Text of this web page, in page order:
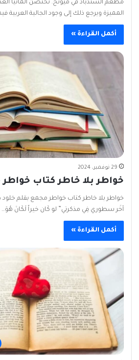
مطعم السندباد في ميونخ. تحتضن المانيا
المميزة ويرجع ذلك إلى وجود الجالية العربية
أكمل القراءة »
29 نوفمبر، 2024
خواطر بلا خاطر كتاب
خواطر بلا خاطر كتاب خواطر مجمع بقلم
آخَر سطوري فِي مذكرتي” لو كَان خيراً لَكَانَ هُوَ…
أكمل القراءة »